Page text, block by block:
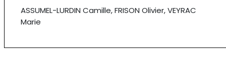
ASSUMEL-LURDIN Camille, FRISON Olivier, VEYRAC
Marie